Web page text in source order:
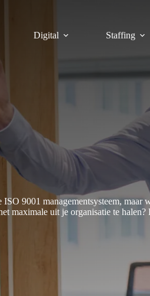
Digital Staffing
9001 managementsysteem, maar
maximale uit je organisatie te halen?